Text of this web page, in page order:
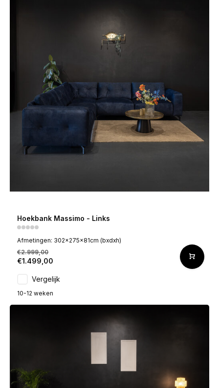
Hoekbank Massimo - Links
Afmetingen: 302x275x81cm (bxdxh)
€2.999,00
€1.499,00
Vergelijk
10-12 weken